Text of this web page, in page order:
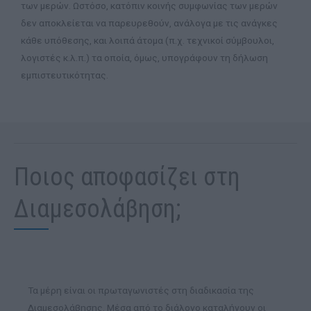
των μερών. Ωστόσο, κατόπιν κοινής συμφωνίας των μερών
δεν αποκλείεται να παρευρεθούν, ανάλογα με τις ανάγκες
κάθε υπόθεσης, και λοιπά άτομα (π.χ. τεχνικοί σύμβουλοι,
λογιστές κ.λ.π.) τα οποία, όμως, υπογράφουν τη δήλωση
εμπιστευτικότητας.
Ποιος αποφασίζει στη
Διαμεσολάβηση;
Τα μέρη είναι οι πρωταγωνιστές στη διαδικασία της
Διαμεσολάβησης. Μέσα από το διάλογο καταλήγουν οι